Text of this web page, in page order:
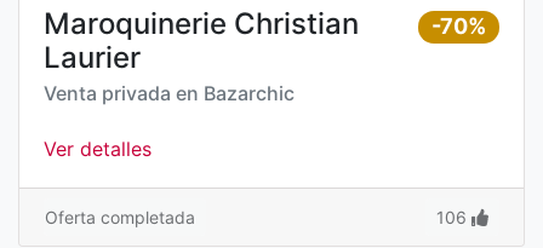
-70%
Maroquinerie Christian
Laurier
Venta privada en Bazarchic
Ver detalles
Oferta completada 106